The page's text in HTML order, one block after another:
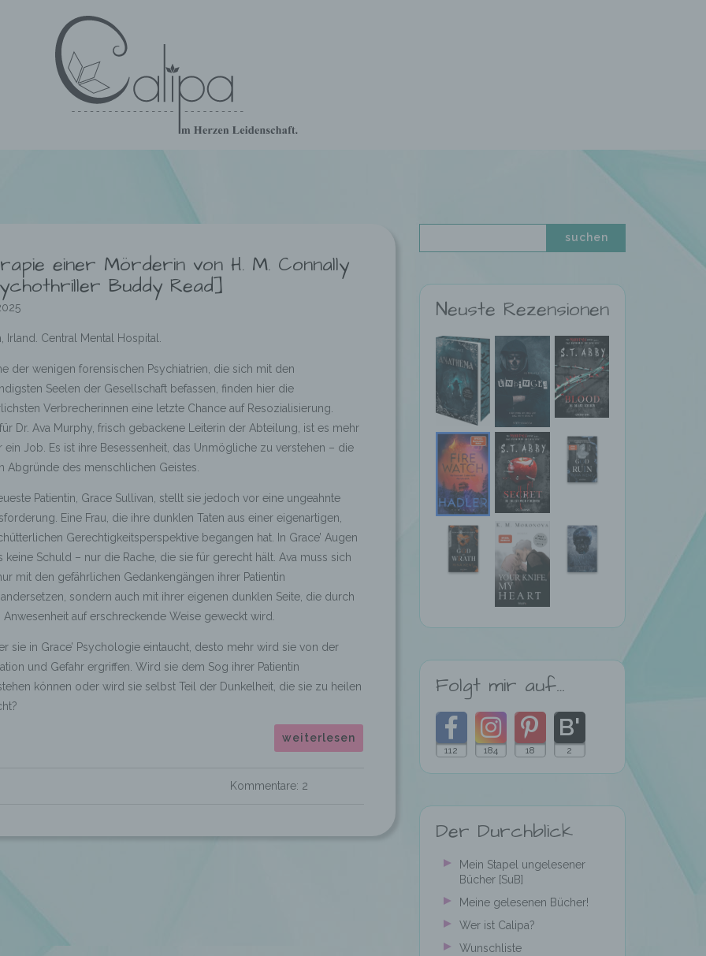
einer Mörderin von H. M. Connally
Buddy Read]
Irland. Central Mental Hospital.
der wenigen forensischen Psychiatrien, die sich mit den
Seelen der Gesellschaft befassen, finden hier die
Verbrecherinnen eine letzte Chance auf Resozialisierung.
Dr. Ava Murphy, frisch gebackene Leiterin der Abteilung, ist es mehr
ein Job. Es ist ihre Besessenheit, das Unmögliche zu verstehen – die
Abgründe des menschlichen Geistes.
Patientin, Grace Sullivan, stellt sie jedoch vor eine ungeahnte
Eine Frau, die ihre dunklen Taten aus einer eigenartigen,
Gerechtigkeitsperspektive begangen hat. In Grace’ Augen
keine Schuld – nur die Rache, die sie für gerecht hält. Ava muss sich
mit den gefährlichen Gedankengängen ihrer Patientin
sondern auch mit ihrer eigenen dunklen Seite, die durch
Anwesenheit auf erschreckende Weise geweckt wird.
sie in Grace’ Psychologie eintaucht, desto mehr wird sie von der
und Gefahr ergriffen. Wird sie dem Sog ihrer Patientin
können oder wird sie selbst Teil der Dunkelheit, die sie zu heilen
weiterlesen
Kommentare: 2
Neuste Rezensionen
Folgt mir auf…
auf
Facebook
112
auf
Instagram
184
auf
Pinterest
18
Blog
2
Der Durchblick
Mein Stapel ungelesener
Bücher [SuB]
Meine gelesenen Bücher!
Wer ist Calipa?
Wunschliste